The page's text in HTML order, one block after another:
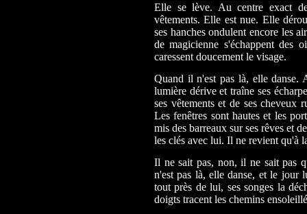
Elle se lève. Au centre exact
vêtements. Elle est nue. Elle
ses hanches ondulent encore les
de magicienne s'échappent des
caressent doucement le visage.
Quand il n'est pas là, elle danse.
lumière dérive et traîne ses
ses vêtements et de ses cheveux
Les fenêtres sont hautes et les
mis des barreaux sur ses rêves et
les clés avec lui. Il ne revient qu'à
Il ne sait pas, non, il ne sait pas
n'est pas là, elle danse, et le jour
tout près de lui, ses songes la
doigts tracent les chemins